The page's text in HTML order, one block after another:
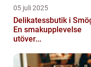
05 juli 2025
Delikatessbutik i
En smakupplevelse
utöver...